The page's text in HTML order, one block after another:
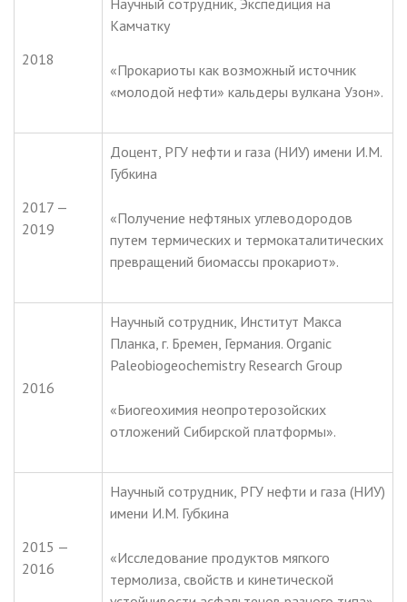
2018
Камчатку
«Прокариоты как возможный источник
«молодой нефти» кальдеры вулкана Узон».
2017 —
2019
Доцент, РГУ нефти и газа (НИУ) имени И.М.
Губкина
«Получение нефтяных углеводородов
путем термических и термокаталитических
превращений биомассы прокариот».
2016
Научный сотрудник, Институт Макса
Планка, г. Бремен, Германия. Organic
Paleobiogeochemistry Research Group
«Биогеохимия неопротерозойских
отложений Сибирской платформы».
2015 —
2016
Научный сотрудник, РГУ нефти и газа (НИУ)
имени И.М. Губкина
«Исследование продуктов мягкого
термолиза, свойств и кинетической